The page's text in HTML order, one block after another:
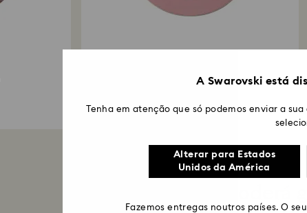
Prato raso Signum
80 EUR
A Swarovski está
Tenha em atenção que só podemos enviar a
Alterar para Estados
Unidos da América
Fazemos entregas noutros países. O